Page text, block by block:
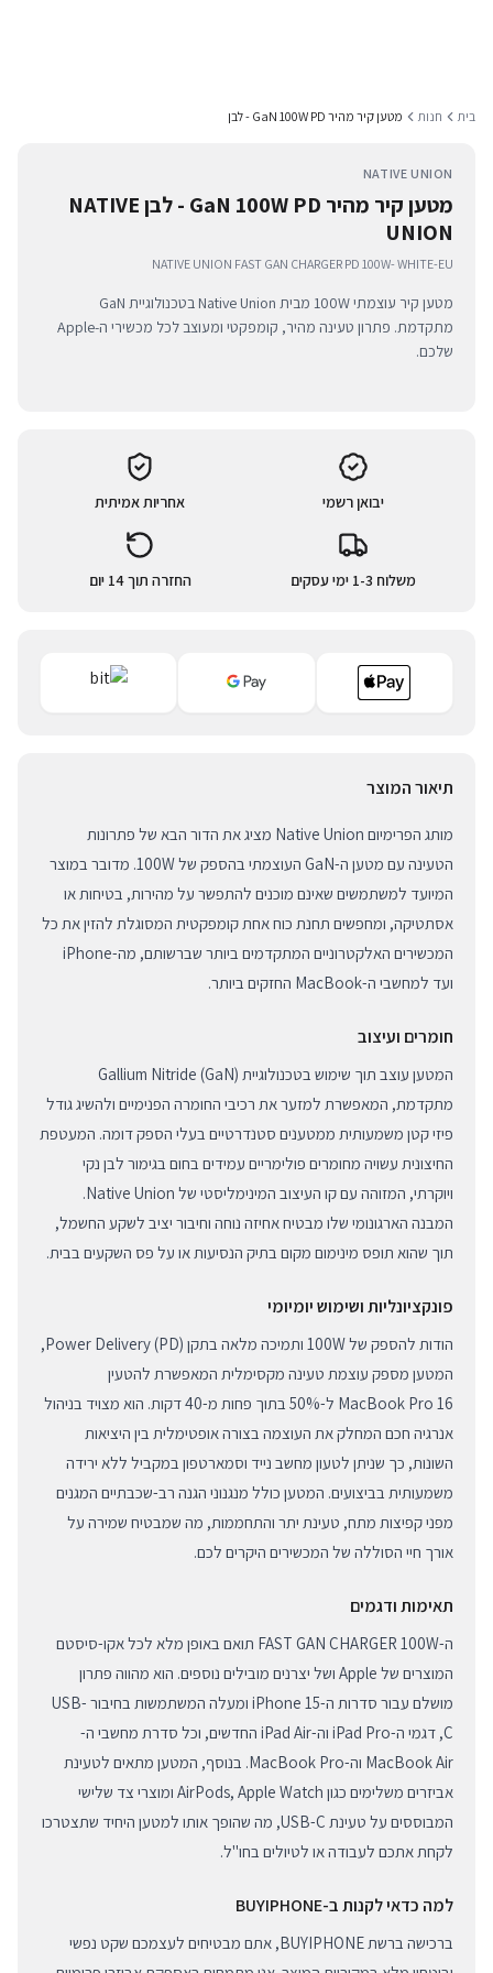
בית חנות מטען קיר מהיר GaN 100W PD - לבן
NATIVE UNION
מטען קיר מהיר GaN 100W PD - לבן NATIVE
UNION
NATIVE UNION FAST GAN CHARGER PD 100W- WHITE-EU
מטען קיר עוצמתי 100W מבית Native Union בטכנולוגיית GaN
מתקדמת. פתרון טעינה מהיר, קומפקטי ומעוצב לכל מכשירי ה-Apple
שלכם.
יבואן רשמי אחריות אמיתית
משלוח 1-3 ימי עסקים החזרה תוך 14 יום
תיאור המוצר
מותג הפרימיום Native Union מציג את הדור הבא של פתרונות
הטעינה עם מטען ה-GaN העוצמתי בהספק של 100W. מדובר במוצר
המיועד למשתמשים שאינם מוכנים להתפשר על מהירות, בטיחות או
אסתטיקה, ומחפשים תחנת כוח אחת קומפקטית המסוגלת להזין את כל
המכשירים האלקטרוניים המתקדמים ביותר שברשותם, מה-iPhone
ועד למחשבי ה-MacBook החזקים ביותר.
חומרים ועיצוב
המטען עוצב תוך שימוש בטכנולוגיית Gallium Nitride (GaN)
מתקדמת, המאפשרת למזער את רכיבי החומרה הפנימיים ולהשיג גודל
פיזי קטן משמעותית ממטענים סטנדרטיים בעלי הספק דומה. המעטפת
החיצונית עשויה מחומרים פולימריים עמידים בחום בגימור לבן נקי
ויוקרתי, המזוהה עם קו העיצוב המינימליסטי של Native Union.
המבנה הארגונומי שלו מבטיח אחיזה נוחה וחיבור יציב לשקע החשמל,
תוך שהוא תופס מינימום מקום בתיק הנסיעות או על פס השקעים בבית.
פונקציונליות ושימוש יומיומי
הודות להספק של 100W ותמיכה מלאה בתקן Power Delivery (PD),
המטען מספק עוצמת טעינה מקסימלית המאפשרת להטעין
MacBook Pro 16 ל-50% בתוך פחות מ-40 דקות. הוא מצויד בניהול
אנרגיה חכם המחלק את העוצמה בצורה אופטימלית בין היציאות
השונות, כך שניתן לטעון מחשב נייד וסמארטפון במקביל ללא ירידה
משמעותית בביצועים. המטען כולל מנגנוני הגנה רב-שכבתיים המגנים
מפני קפיצות מתח, טעינת יתר והתחממות, מה שמבטיח שמירה על
אורך חיי הסוללה של המכשירים היקרים לכם.
תאימות ודגמים
ה-FAST GAN CHARGER 100W תואם באופן מלא לכל אקו-סיסטם
המוצרים של Apple ושל יצרנים מובילים נוספים. הוא מהווה פתרון
מושלם עבור סדרות ה-iPhone 15 ומעלה המשתמשות בחיבור USB-
C, דגמי ה-iPad Pro וה-iPad Air החדשים, וכל סדרת מחשבי ה-
MacBook Air וה-MacBook Pro. בנוסף, המטען מתאים לטעינת
אביזרים משלימים כגון AirPods, Apple Watch ומוצרי צד שלישי
המבוססים על טעינת USB-C, מה שהופך אותו למטען היחיד שתצטרכו
לקחת אתכם לעבודה או לטיולים בחו"ל.
למה כדאי לקנות ב-BUYIPHONE
ברכישה ברשת BUYIPHONE, אתם מבטיחים לעצמכם שקט נפשי